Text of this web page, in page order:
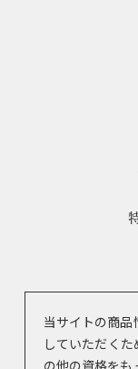
当サイトの商
していただく